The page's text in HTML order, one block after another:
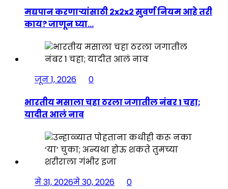
मद्यपान करणाऱ्यांसाठी २x२x२ सुवर्ण नियम आहे तरी
काय? जाणून घ्या…
जून 1, 2026
0
भारतीय मसाला चहा ठरला जगातील नंबर 1 चहा;
यादीत आलं नाव
मे 31, 2026मे 30, 2026
0